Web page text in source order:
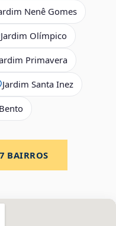
Nenê Gomes
Jardim Olímpico
Primavera
Jardim Santa Inez
BAIRROS